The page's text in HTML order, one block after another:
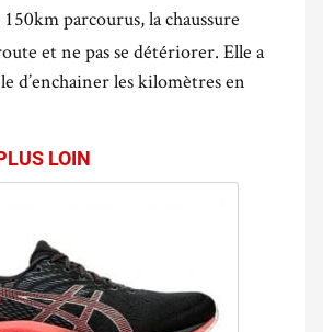
parcourus, la chaussure
et ne pas se détériorer. Elle a
d’enchainer les kilomètres en
LOIN